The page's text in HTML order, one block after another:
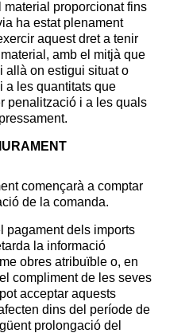
material proporcionat fins
ha estat plenament
aquest dret a tenir
amb el mitjà que
allà on estigui situat o
a les quantitats que
penalització i a les quals
començarà a comptar
de la comanda.
pagament dels imports
la informació
obres atribuïble o, en
compliment de les seves
acceptar aquests
dins del període de
prolongació del